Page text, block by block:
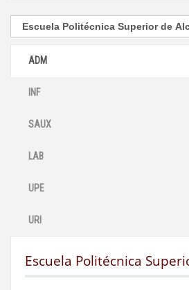
ADM
INF
SAUX
LAB
UPE
URI
Escuela Politécnica